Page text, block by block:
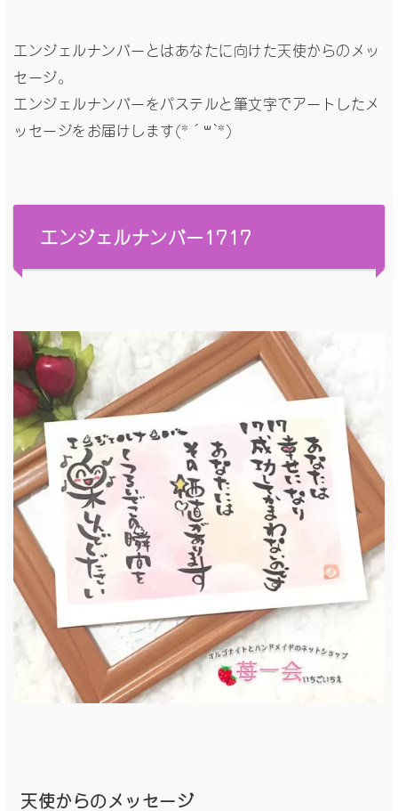
エンジェルナンバーとはあなたに向けた天使からのメッ
セージ。
エンジェルナンバーをパステルと筆文字でアートしたメ
ッセージをお届けします(*´꒳`*)
エンジェルナンバー1717
天使からのメッセージ